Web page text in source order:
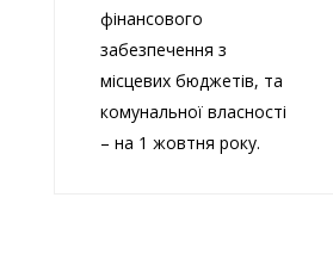
фінансового
забезпечення з
місцевих бюджетів, та
комунальної власності
– на 1 жовтня року.